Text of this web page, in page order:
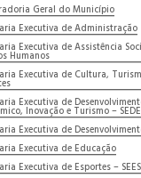
Geral do Município
Executiva de Administração
Executiva de Assistência
Humanos
Executiva de Cultura,
Executiva de
Inovação e Turismo –
Executiva de
Executiva de Educação
Executiva de Esportes –